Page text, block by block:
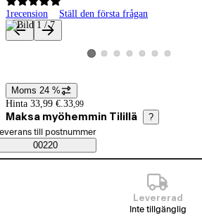
1recension Ställ den första frågan
Produktbilder och videor
Visa produktbild 1
Visa produktbild 2
Visa produktbild 3
Visa produktbild 4
Visa produktbild 5
Visa produktbild 6
Visa produktbild
Prisinformation
Moms 24 %
Hinta 33,99 €. 33,99
Maksa myöhemmin Tilillä ?
Saatavuustiedot
beställningssätt
till postnummer
00220
Levererad
Inte tillgänglig